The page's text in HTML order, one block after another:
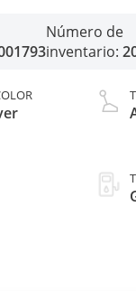
Número de
inventario: